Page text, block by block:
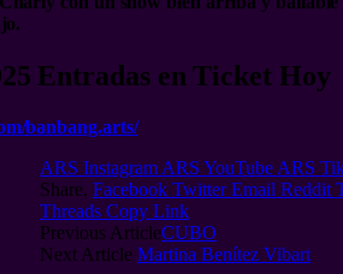
Entradas en Ticket Hoy
banbang.arts/
ARS Instagram ARS YouTube ARS
Share. Facebook Twitter Email Reddit
Threads Copy Link
Previous ArticleCUBO
Next Article Martina Benítez Vibart